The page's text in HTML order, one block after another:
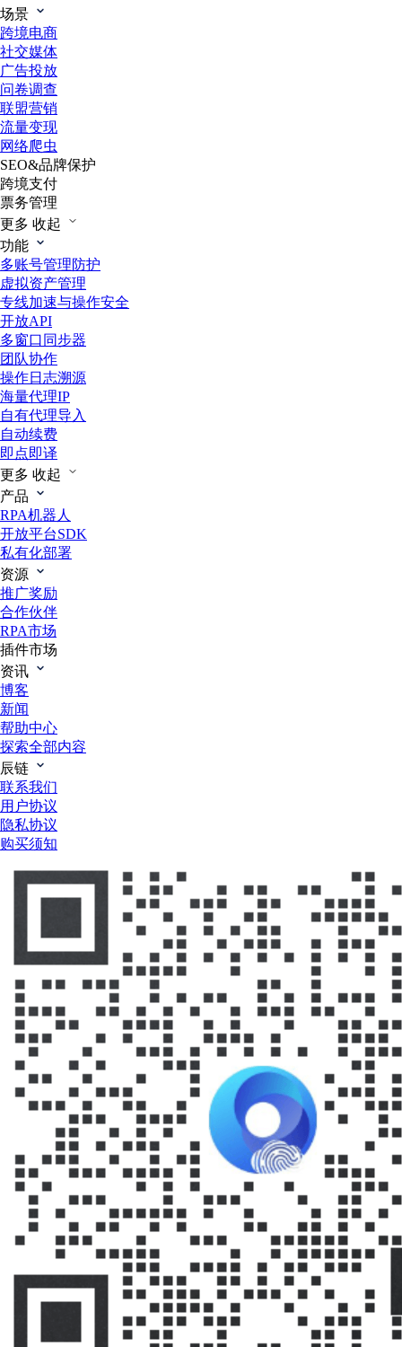
场景
跨境电商
社交媒体
广告投放
问卷调查
联盟营销
流量变现
网络爬虫
SEO&品牌保护
跨境支付
票务管理
更多 收起
功能
多账号管理防护
虚拟资产管理
专线加速与操作安全
开放API
多窗口同步器
团队协作
操作日志溯源
海量代理IP
自有代理导入
自动续费
即点即译
更多 收起
产品
RPA机器人
开放平台SDK
私有化部署
资源
推广奖励
合作伙伴
RPA市场
插件市场
资讯
博客
新闻
帮助中心
探索全部内容
辰链
联系我们
用户协议
隐私协议
购买须知